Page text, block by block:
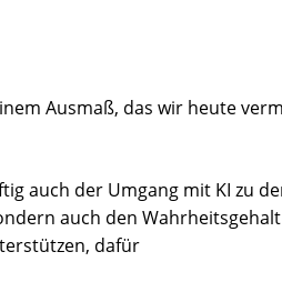
Ausmaß, das wir heute
auch der Umgang mit KI zu
auch den
dafür